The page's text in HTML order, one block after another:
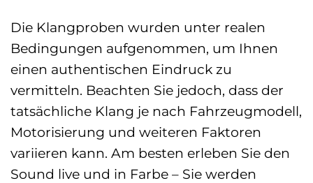
Die Klangproben wurden unter realen
Bedingungen aufgenommen, um Ihnen
einen authentischen Eindruck zu
vermitteln. Beachten Sie jedoch, dass der
tatsächliche Klang je nach Fahrzeugmodell,
Motorisierung und weiteren Faktoren
variieren kann. Am besten erleben Sie den
Sound live und in Farbe – Sie werden